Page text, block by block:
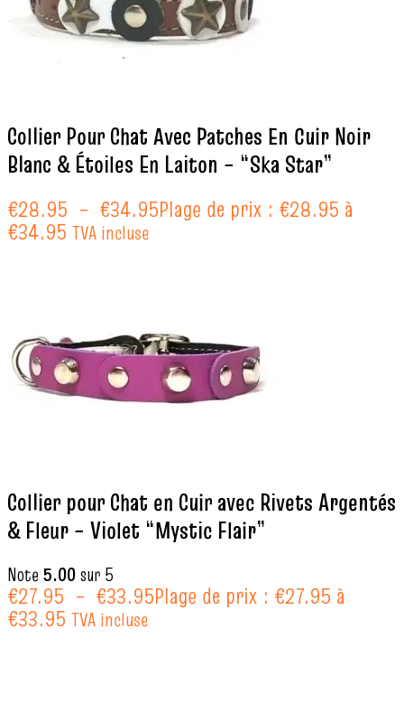
Collier Pour Chat Avec Patches En Cuir Noir
Blanc & Étoiles En Laiton – “Ska Star”
€28.95 – €34.95Plage de prix : €28.95 à
€34.95 TVA incluse
Collier pour Chat en Cuir avec Rivets Argentés
& Fleur – Violet “Mystic Flair”
Note 5.00sur 5
€27.95 – €33.95Plage de prix : €27.95 à
€33.95 TVA incluse